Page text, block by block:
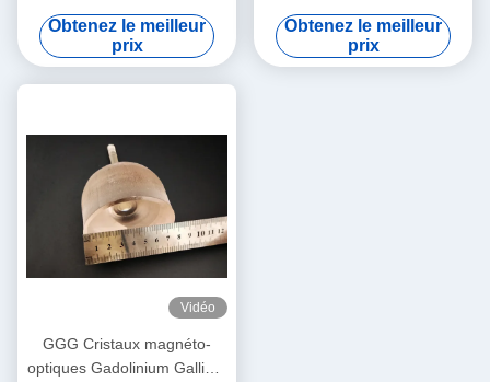
optique mécanique
Obtenez le meilleur
prix
Gallium Garnet Substrats
Obtenez le meilleur
prix
Vidéo
GGG Cristaux magnéto-
optiques Gadolinium Gallium